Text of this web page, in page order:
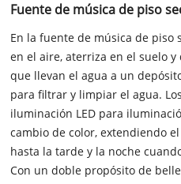
Fuente de música de piso
En la fuente de música de piso
en el aire, aterriza en el suelo y
que llevan el agua a un
para filtrar y limpiar el agua.
iluminación LED para
cambio de color, extendiendo
hasta la tarde y la noche
Con un doble propósito de